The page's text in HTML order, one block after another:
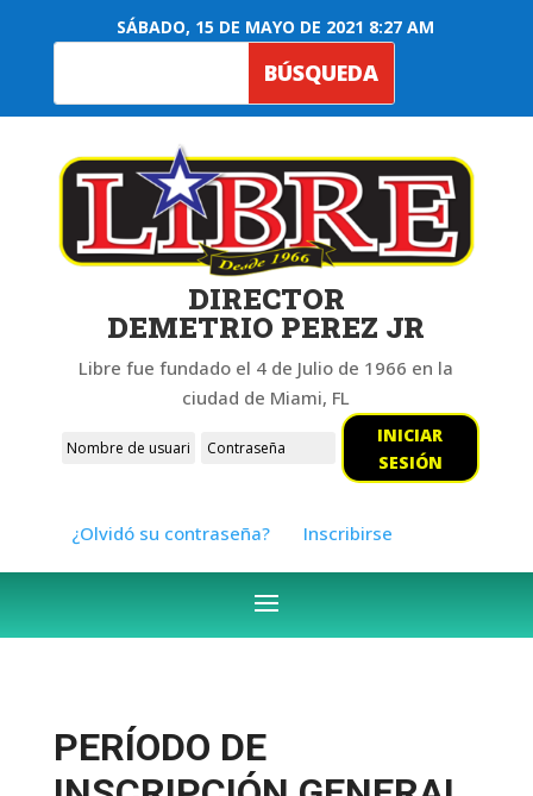
SÁBADO, 15 DE MAYO DE 2021 8:27 AM
DIRECTOR
DEMETRIO PEREZ JR
Libre fue fundado el 4 de Julio de 1966 en la
ciudad de Miami, FL
INICIAR
SESIÓN
¿Olvidó su contraseña? Inscribirse
PERÍODO DE